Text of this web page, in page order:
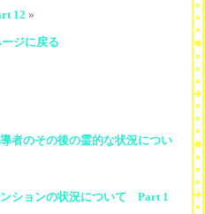
12 »
ジに戻る
者のその後の霊的な状況につい
ションの状況について Part 1